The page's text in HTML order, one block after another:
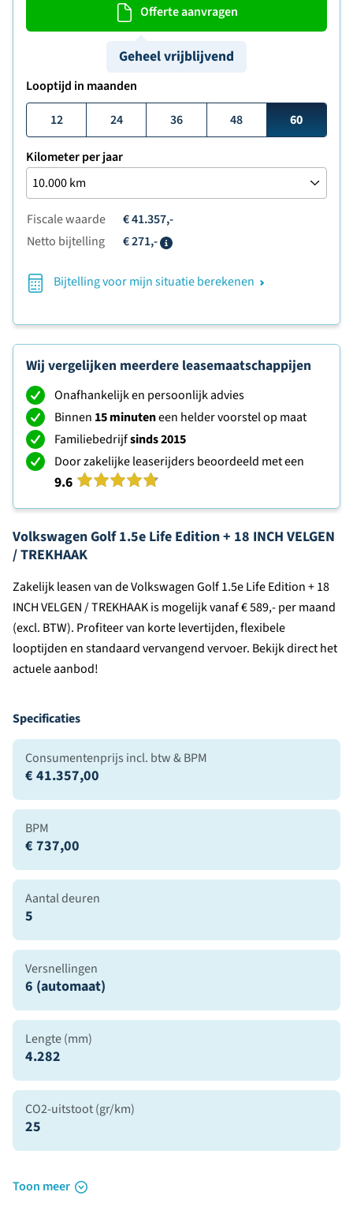
Offerte aanvragen
Geheel vrijblijvend
Looptijd in maanden
12
24 36 48 60
Kilometer per jaar
Fiscale waarde
€ 41.357,-
Netto bijtelling
€ 271,-
Bijtelling voor mijn situatie berekenen
Wij vergelijken meerdere leasemaatschappijen
Onafhankelijk en persoonlijk advies
Binnen 15 minuteneen helder voorstel op maat
Familiebedrijfsinds 2015
Door zakelijke leaserijders beoordeeld met een
9.6
Volkswagen Golf 1.5e Life Edition + 18 INCH VELGEN
/ TREKHAAK
Zakelijk leasen van de Volkswagen Golf 1.5e Life Edition + 18
INCH VELGEN / TREKHAAK is mogelijk vanaf € 589,- per maand
(excl. BTW). Profiteer van korte levertijden, flexibele
looptijden en standaard vervangend vervoer. Bekijk direct het
actuele aanbod!
Specificaties
Consumentenprijs incl. btw & BPM
€ 41.357,00
BPM
€ 737,00
Aantal deuren
5
Versnellingen
6 (automaat)
Lengte (mm)
4.282
CO2-uitstoot (gr/km)
25
Toon meer